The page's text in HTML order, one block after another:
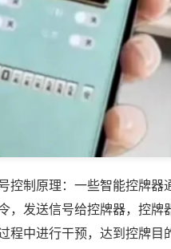
控制原理：一些智能控牌
，发送信号给控牌器，控
程中进行干预，达到控牌目